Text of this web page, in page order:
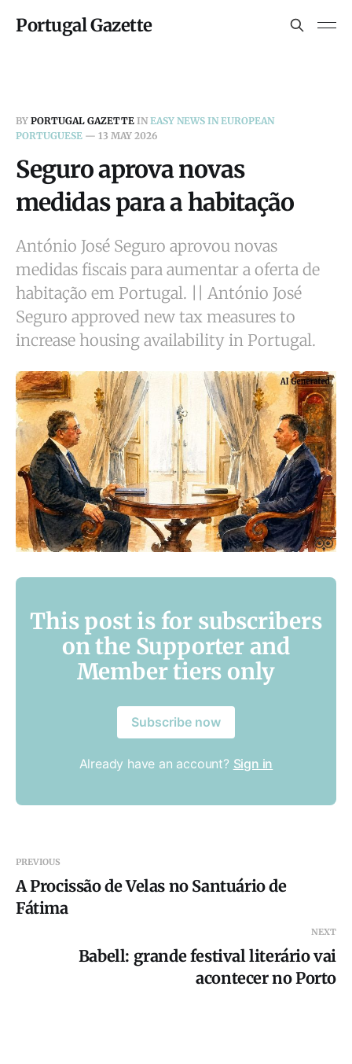
Portugal Gazette
BY PORTUGAL GAZETTE IN EASY NEWS IN EUROPEAN
PORTUGUESE — 13 MAY 2026
Seguro aprova novas
medidas para a habitação
António José Seguro aprovou novas
medidas fiscais para aumentar a oferta de
habitação em Portugal. || António José
Seguro approved new tax measures to
increase housing availability in Portugal.
This post is for subscribers
on the Supporter and
Member tiers only
Subscribe now
Already have an account? Sign in
PREVIOUS
A Procissão de Velas no Santuário de
Fátima
NEXT
Babell: grande festival literário vai
acontecer no Porto